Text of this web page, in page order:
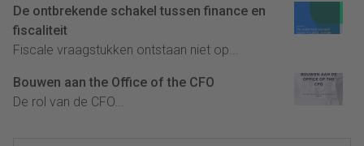
De ontbrekende schakel tussen finance en
fiscaliteit
Fiscale vraagstukken ontstaan niet op...
Bouwen aan the Office of the CFO
De rol van de CFO...